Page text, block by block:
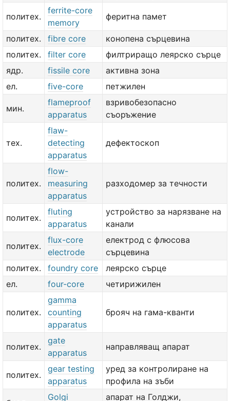
политех.
ferrite-core
memory
феритна памет
политех. fibre core
конопена сърцевина
политех.
filter core
филтриращо леярско сърце
ядр.
fissile core
активна зона
ел.
five-core петжилен
мин.
flameproof
apparatus
взривобезопасно
съоръжение
тех.
flaw-
detecting
apparatus
дефектоскоп
политех.
flow-
measuring
apparatus
разходомер за течности
политех.
fluting
apparatus
устройство за нарязване на
канали
политех.
flux-core
electrode
електрод с флюсова
сърцевина
политех.
foundry core
леярско сърце
ел.
four-core четирижилен
политех.
gamma
counting
apparatus
брояч на гама-кванти
политех.
gate
apparatus
направляващ апарат
политех.
gear testing
apparatus
уред за контролиране на
профила на зъби
Golgi
апарат на Голджи,